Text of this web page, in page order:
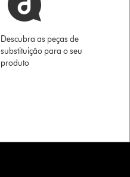
Descubra as peças de
substituição para o seu
produto